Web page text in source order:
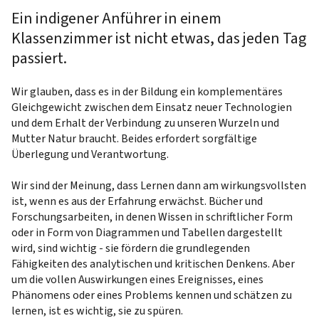
Ein indigener Anführer in einem
Klassenzimmer ist nicht etwas, das jeden Tag
passiert.
Wir glauben, dass es in der Bildung ein komplementäres
Gleichgewicht zwischen dem Einsatz neuer Technologien
und dem Erhalt der Verbindung zu unseren Wurzeln und
Mutter Natur braucht. Beides erfordert sorgfältige
Überlegung und Verantwortung.
Wir sind der Meinung, dass Lernen dann am wirkungsvollsten
ist, wenn es aus der Erfahrung erwächst. Bücher und
Forschungsarbeiten, in denen Wissen in schriftlicher Form
oder in Form von Diagrammen und Tabellen dargestellt
wird, sind wichtig - sie fördern die grundlegenden
Fähigkeiten des analytischen und kritischen Denkens. Aber
um die vollen Auswirkungen eines Ereignisses, eines
Phänomens oder eines Problems kennen und schätzen zu
lernen, ist es wichtig, sie zu spüren.